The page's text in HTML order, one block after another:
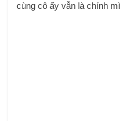
cùng cô ấy vẫn là chính